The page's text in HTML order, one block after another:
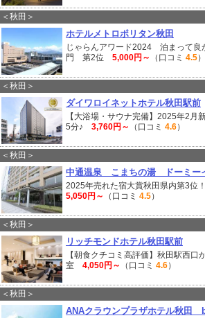
＜秋田＞
ホテルメトロポリタン秋田
じゃらんアワード2024 泊まって
門 第2位 5,000円～ （口コミ 4.5）
＜秋田＞
ダイワロイネットホテル秋田駅前
【大浴場・サウナ完備】2025年2月
5分♪ 3,760円～ （口コミ 4.6）
＜秋田＞
中通温泉 こまちの湯 ドーミー
2025年売れた宿大賞秋田県内第3位
5,050円～
（口コミ 4.5）
＜秋田＞
リッチモンドホテル秋田駅前
【朝食クチコミ高評価】秋田駅西口
室 4,050円～ （口コミ 4.6）
＜秋田＞
ANAクラウンプラザホテル秋